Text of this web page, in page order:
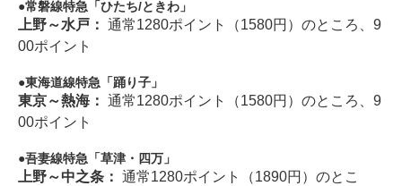
常磐線特急「ひたち/ときわ」
上野～水戸： 通常1280ポイント（1580円）のところ、9
00ポイント
東海道線特急「踊り子」
東京～熱海： 通常1280ポイント（1580円）のところ、9
00ポイント
吾妻線特急「草津・四万」
上野～中之条： 通常1280ポイント（1890円）のとこ